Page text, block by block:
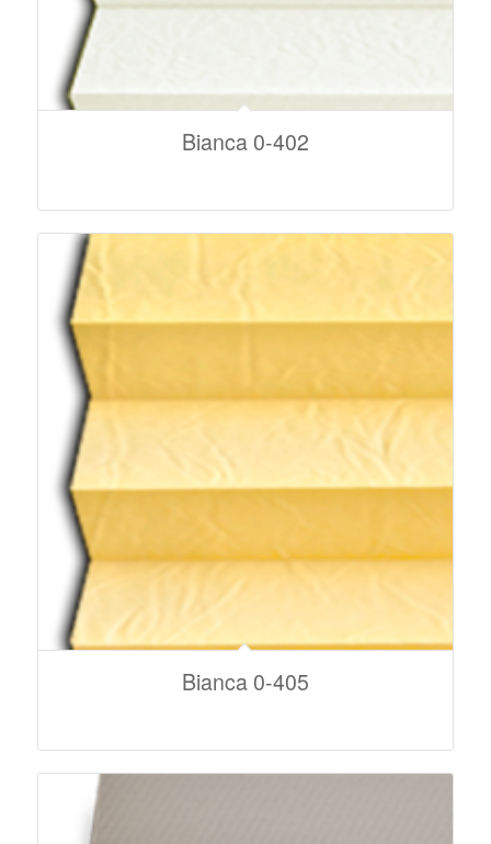
Bianca 0-402
Bianca 0-405